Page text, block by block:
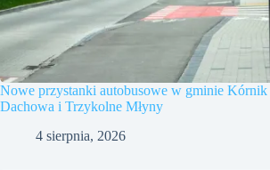
Nowe przystanki autobusowe w gminie
Dachowa i Trzykolne Młyny
4 sierpnia, 2026